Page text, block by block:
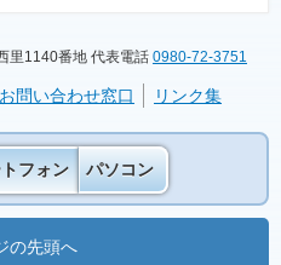
里1140番地 代表電話 0980-72-3751
お問い合わせ窓口 リンク集
フォン パソコン
の先頭へ